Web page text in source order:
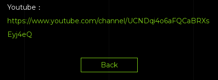
SERVICE
EQUIPMENT
Youtube：
https://www.youtube.com/channel/UCNDqi4o6aFQCaBRXs
Eyj4eQ
Back